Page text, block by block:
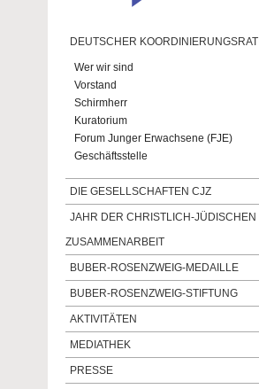
DEUTSCHER KOORDINIERUNGSRAT
Wer wir sind
Vorstand
Schirmherr
Kuratorium
Forum Junger Erwachsene (FJE)
Geschäftsstelle
DIE GESELLSCHAFTEN CJZ
JAHR DER CHRISTLICH-JÜDISCHEN
ZUSAMMENARBEIT
BUBER-ROSENZWEIG-MEDAILLE
BUBER-ROSENZWEIG-STIFTUNG
AKTIVITÄTEN
MEDIATHEK
PRESSE